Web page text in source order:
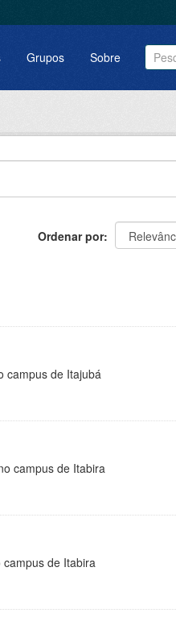
Grupos Sobre
Ordenar por
campus de Itajubá
campus de Itabira
de Itabira